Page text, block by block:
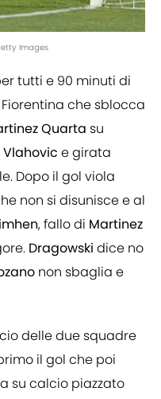
Images
tutti e 90 minuti di
che sblocca
Quarta su
Vlahovic e girata
Dopo il gol viola
non si disunisce e al
, fallo di Martinez
Dragowski dice no
non sbaglia e
delle due squadre
il gol che poi
su calcio piazzato